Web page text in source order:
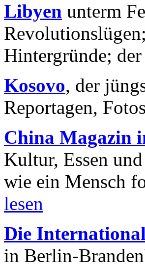
Libyen unterm
Hintergründe;
Kosovo, der
Reportagen,
China Magazin
Kultur, Essen
wie ein Mensch
lesen
Die
in Berlin-